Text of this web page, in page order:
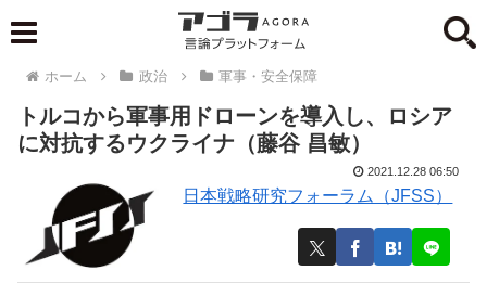
ホーム 政治 軍事・安全保障
トルコから軍事用ドローンを導入し、ロシア
に対抗するウクライナ（藤谷 昌敏）
日本戦略研究フォーラム（JFSS）
2021.12.28 06:50